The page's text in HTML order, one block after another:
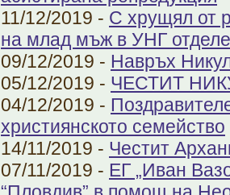
11/12/2019 - С хрущял от
на млад мъж в УНГ
09/12/2019 - Навръх
05/12/2019 - ЧЕСТИТ
04/12/2019 -
християнското семейство
14/11/2019 - Честит
07/11/2019 - ЕГ „Иван